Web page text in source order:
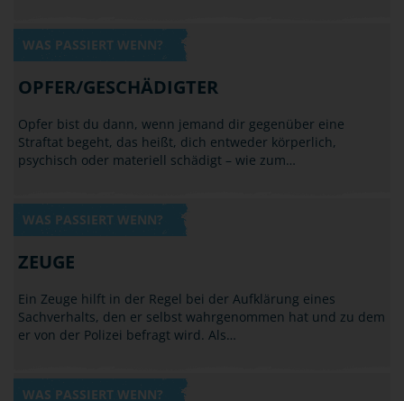
WAS PASSIERT WENN?
OPFER/GESCHÄDIGTER
Opfer bist du dann, wenn jemand dir gegenüber eine
Straftat begeht, das heißt, dich entweder körperlich,
psychisch oder materiell schädigt – wie zum…
WAS PASSIERT WENN?
ZEUGE
Ein Zeuge hilft in der Regel bei der Aufklärung eines
Sachverhalts, den er selbst wahrgenommen hat und zu dem
er von der Polizei befragt wird. Als…
WAS PASSIERT WENN?